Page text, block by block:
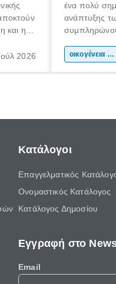
και η
2026
ένα πολύ
ανάπτυξης
της
οικογένεια & παιδί
Κατάλογοι
Επαγγελματικός
Ονομαστικός Κατάλογος
Κατάλογος Δημοσίου
Εγγραφή στο
Email